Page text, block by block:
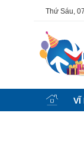
Thứ Sáu,
VĨ
Tính